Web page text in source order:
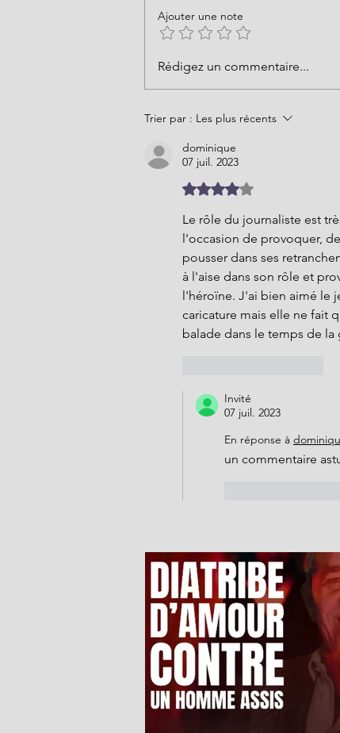
Ajouter une note
Rédigez un commentaire...
Trier par : Les plus récents
dominique
07 juil. 2023
Noté 4 étoiles sur 5.
Le rôle du journaliste est
l'occasion de provoquer,
pousser dans ses
à l'aise dans son rôle et
l'héroïne. J'ai bien aimé le
caricature mais elle ne fait
balade dans le temps de
Invité
07 juil. 2023
En réponse à
un commentaire